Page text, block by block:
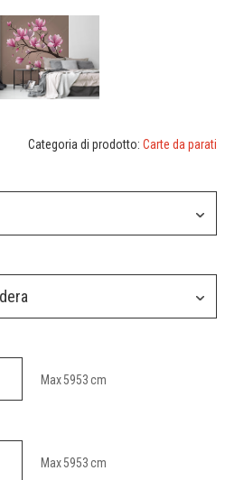
Categoria di prodotto: Carte da parati
Max5953cm
Max5953cm